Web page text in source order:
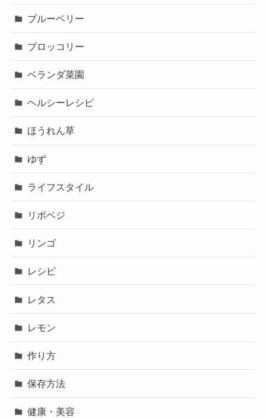
ブルーベリー
ブロッコリー
ベランダ菜園
ヘルシーレシピ
ほうれん草
ゆず
ライフスタイル
リボベジ
リンゴ
レシピ
レタス
レモン
作り方
保存方法
健康・美容